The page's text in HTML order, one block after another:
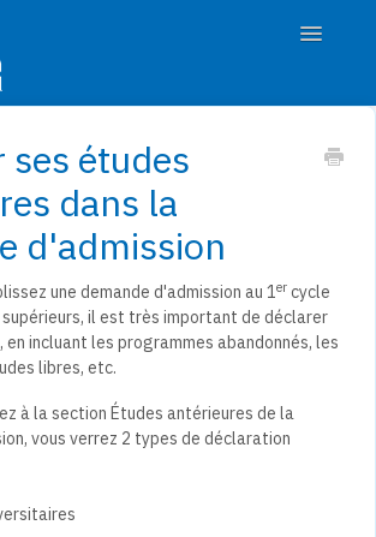
Toggle
Découvrir les études
Préparer son admission
Déposer sa demande
Suivre son dossier
Nous joindre
études
dans la
d'admission
une demande d'admission au 1er cycle
supérieurs, il est très important de déclarer
incluant les programmes abandonnés, les
libres, etc.
à la section Études antérieures de la
vous verrez 2 types de déclaration